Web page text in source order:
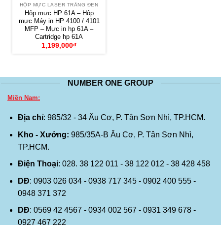
HỘP MỰC LASER TRẮNG ĐEN
Hộp mực HP 61A – Hộp
mực Máy in HP 4100 / 4101
MFP – Mực in hp 61A –
Cartridge hp 61A
1,199,000₫
NUMBER ONE GROUP
Miền Nam:
Địa chỉ: 985/32 - 34 Âu Cơ, P. Tân Sơn Nhì, TP.HCM.
Kho - Xưởng: 985/35A-B Âu Cơ, P. Tân Sơn Nhì,
TP.HCM.
Điện Thoại: 028. 38 122 011 - 38 122 012 - 38 428 458
DĐ: 0903 026 034 - 0938 717 345 - 0902 400 555 -
0948 371 372
DĐ: 0569 42 4567 - 0934 002 567 - 0931 349 678 -
0927 467 222